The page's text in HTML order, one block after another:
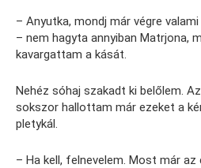
– Anyutka, mondj már végre
– nem hagyta annyiban Matrjona,
kavargattam a kását.
Nehéz sóhaj szakadt ki belőlem.
sokszor hallottam már ezeket a
pletykál.
– Ha kell, felnevelem. Most már